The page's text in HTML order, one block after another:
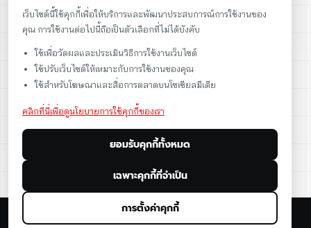
086-086-2000
sales@cst.co.th
© 2026 CST Instruments (Thailand) Co., Ltd. All rights reserved.
เว็บไซต์นี้ใช้คุกกี้เพื่อให้บริการและพัฒนาประสบการณ์การใช้งานของ
คุณ การใช้งานต่อไปนี้ถือเป็นตัวเลือกที่ไม่ได้บังคับ
ใช้เพื่อวัดผลและประเมินวิธีการใช้งานเว็บไซต์
ใช้ปรับเว็บไซต์ให้เหมาะกับการใช้งานของคุณ
ใช้สำหรับโฆษณาและสื่อการตลาดบนโซเชียลมีเดีย
คลิกที่นี่เพื่อดูนโยบายการใช้คุกกี้ของเรา
ยอมรับคุกกี้ทั้งหมด
เฉพาะคุกกี้ที่จำเป็น
การตั้งค่าคุกกี้